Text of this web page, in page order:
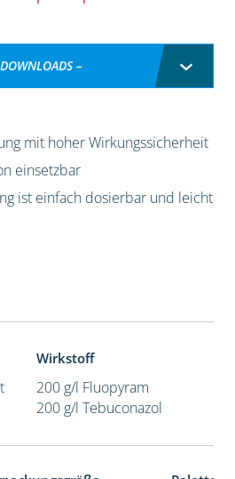
–
mit hoher Wirkungssicherheit
einsetzbar
ist einfach dosierbar und leicht
Wirkstoff
200 g/l Fluopyram
200 g/l Tebuconazol